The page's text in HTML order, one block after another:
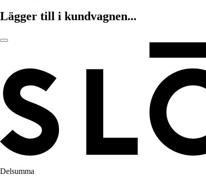
Lägger till i kundvagnen...
Delsumma